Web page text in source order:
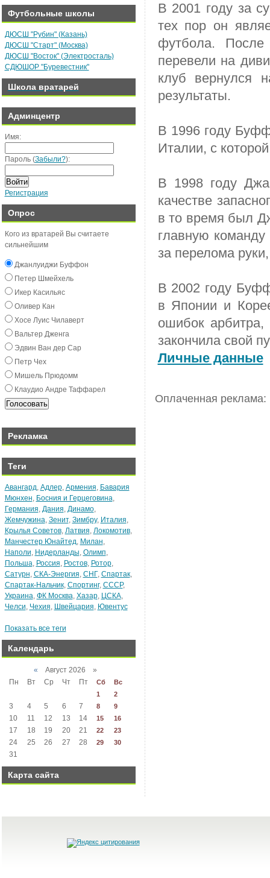
Футбольные школы
ДЮСШ "Рубин" (Казань)
ДЮСШ "Старт" (Москва)
ДЮСШ "Восток" (Электросталь)
СДЮШОР "Буревестник"
Школа вратарей
Админцентр
Имя:
Пароль (Забыли?):
Войти
Регистрация
Опрос
Кого из вратарей Вы считаете
сильнейшим
Джанлуиджи Буффон
Пeтeр Шмeйxeль
Икeр Касильяс
Оливeр Кан
Хосe Луиc Чилавeрт
Вальтeр Джeнга
Эдвин Ван дeр Сар
Пeтр Чex
Мишeль Прюдомм
Клаудио Андрe Таффарeл
Рекламка
Теги
Авангард, Адлер, Армения, Бавария
Мюнхен, Босния и Герцеговина,
Германия, Дания, Динамо,
Жемчужина, Зенит, Зимбру, Италия,
Крылья Советов, Латвия, Локомотив,
Манчестер Юнайтед, Милан,
Наполи, Нидерланды, Олимп,
Польша, Россия, Ростов, Ротор,
Сатурн, СКА-Энергия, СНГ, Спартак,
Спартак-Нальчик, Спортинг, СССР,
Украина, ФК Москва, Хазар, ЦСКА,
Челси, Чехия, Швейцария, Ювентус
Показать все теги
Календарь
« Август 2026 »
Пн
Вт Ср Чт Пт Сб
Вс
1
2
3 4 5 6 7 8 9
10 11 12 13 14 15 16
17 18 19 20 21 22 23
24 25 26 27 28 29 30
31
Карта сайта
В 2001 году за
тех пор он
футбола.
перевели на
клуб вернулся
результаты.
В 1996 году
Италии, с
В 1998 году
качестве
в то время был
главную
за перелома
В 2002 году
в Японии и
ошибок
закончила свой
Личные данные
Оплаченная реклама: